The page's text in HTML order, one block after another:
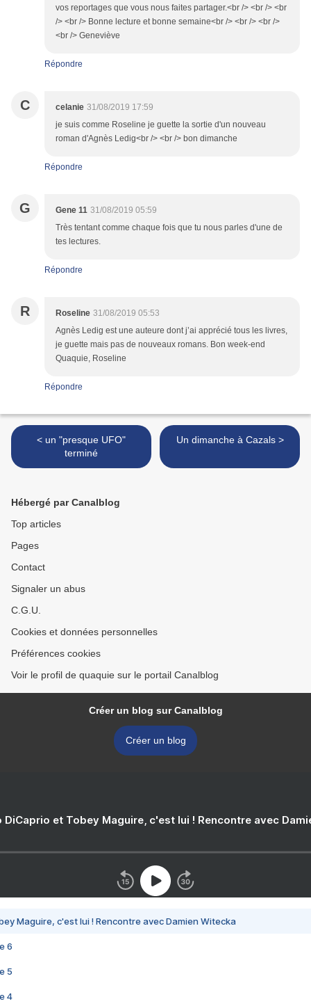
vos reportages que vous nous faites partager.<br /> <br /> <br
/> <br /> Bonne lecture et bonne semaine<br /> <br /> <br />
<br /> Geneviève
Répondre
C celanie 31/08/2019 17:59
je suis comme Roseline je guette la sortie d'un nouveau
roman d'Agnès Ledig<br /> <br /> bon dimanche
Répondre
G Gene 11 31/08/2019 05:59
Très tentant comme chaque fois que tu nous parles d'une de
tes lectures.
Répondre
R Roseline 31/08/2019 05:53
Agnès Ledig est une auteure dont j’ai apprécié tous les livres,
je guette mais pas de nouveaux romans. Bon week-end
Quaquie, Roseline
Répondre
< un "presque UFO"
terminé
Un dimanche à Cazals >
Hébergé par Canalblog
Top articles
Pages
Contact
Signaler un abus
C.G.U.
Cookies et données personnelles
Préférences cookies
Voir le profil de quaquie sur le portail Canalblog
Créer un blog sur Canalblog
Créer un blog
DiCaprio et Tobey Maguire, c'est lui ! Rencontre avec
Maguire, c'est lui ! Rencontre avec Damien Witecka
6
5
4